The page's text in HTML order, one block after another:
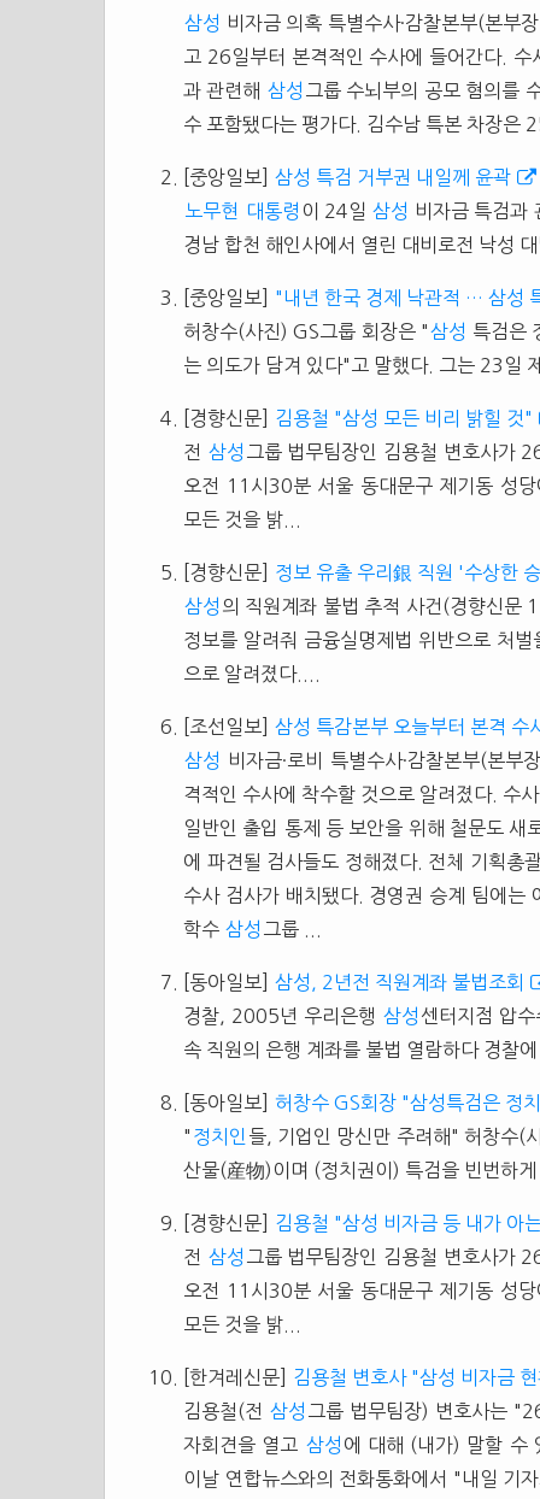
삼성 비자금 의혹 특별수사·감찰본부(본부
고 26일부터 본격적인 수사에 들어간다.
과 관련해 삼성 그룹 수뇌부의 공모 혐의를
수 포함됐다는 평가다. 김수남 특본 차장은
[중앙일보] 삼성 특검 거부권 내일께 윤곽
노무현
대통령 이 24일 삼성 비자금 특검과
경남 합천 해인사에서 열린 대비로전 낙성
[중앙일보]
"내년 한국 경제 낙관적 … 삼성
허창수(사진) GS그룹 회장은 "삼성 특검은
는 의도가 담겨 있다"고 말했다. 그는 23일
[경향신문]
김용철 "삼성 모든 비리 밝힐 것"
전 삼성 그룹 법무팀장인 김용철 변호사가
오전 11시30분 서울 동대문구 제기동 성
모든 것을 밝...
[경향신문]
정보 유출 우리銀 직원 '수상한
삼성 의 직원계좌 불법 추적 사건(경향신
정보를 알려줘 금융실명제법 위반으로 처
으로 알려졌다....
[조선일보] 삼성 특감본부 오늘부터 본격 수
삼성
비자금·로비 특별수사·감찰본부(본
격적인 수사에 착수할 것으로 알려졌다. 수
일반인 출입 통제 등 보안을 위해 철문도
에 파견될 검사들도 정해졌다. 전체 기획총
수사 검사가 배치됐다. 경영권 승계 팀에는
학수 삼성 그룹 ...
[동아일보] 삼성, 2년전 직원계좌 불법조회
경찰, 2005년 우리은행 삼성 센터지점 압
속 직원의 은행 계좌를 불법 열람하다 경찰
[동아일보] 허창수 GS회장 "삼성특검은 정
" 정치인 들, 기업인 망신만 주려해" 허창수(
산물(産物)이며 (정치권이) 특검을 빈번하
[경향신문]
김용철 "삼성 비자금 등 내가 아
전 삼성 그룹 법무팀장인 김용철 변호사가
오전 11시30분 서울 동대문구 제기동 성
모든 것을 밝...
[한겨레신문]
김용철 변호사 "삼성 비자금
김용철(전 삼성 그룹 법무팀장) 변호사는
자회견을 열고 삼성 에 대해 (내가) 말할 수
이날 연합뉴스와의 전화통화에서 "내일 기